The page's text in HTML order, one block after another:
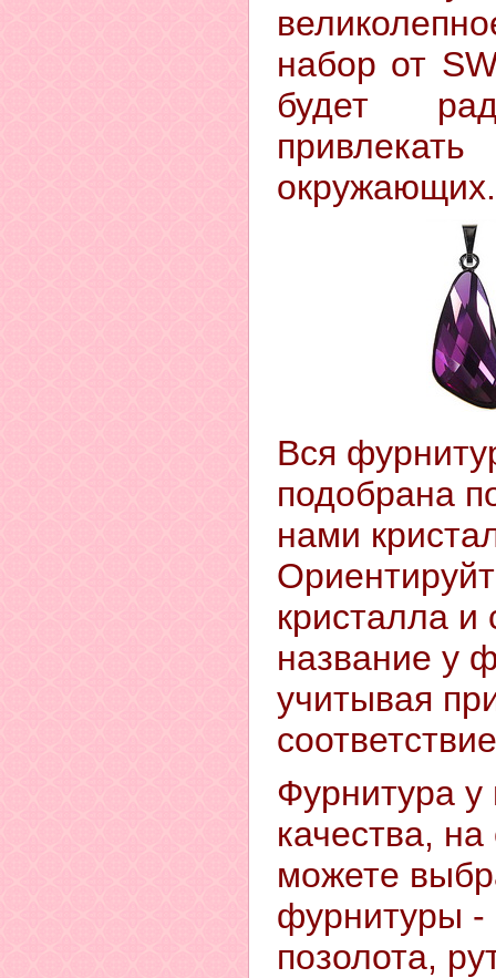
набор от
будет
окружающих.
Вся
подобрана
нами
кристалла и
название у
учитывая
Фурнитура у
качества,
можете
фурнитуры -
позолота,